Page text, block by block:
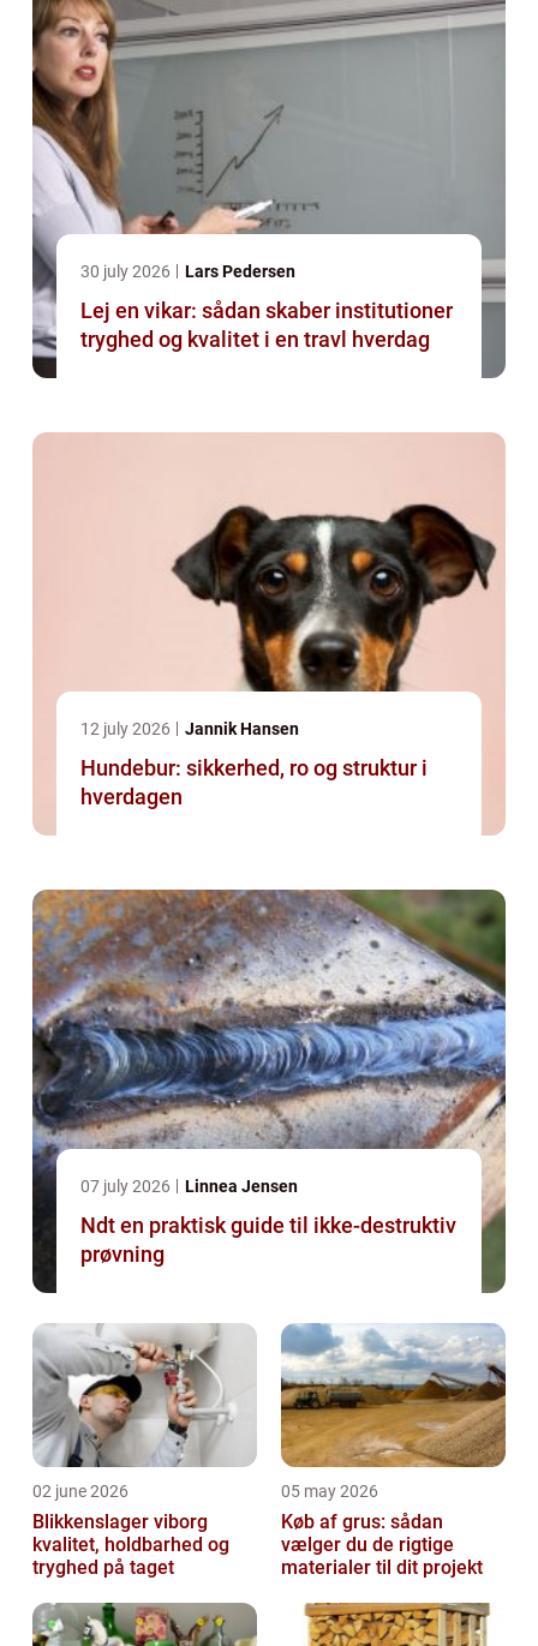
30 july 2026 Lars Pedersen
Lej en vikar: sådan skaber institutioner
tryghed og kvalitet i en travl hverdag
12 july 2026 Jannik Hansen
Hundebur: sikkerhed, ro og struktur i
hverdagen
07 july 2026 Linnea Jensen
Ndt en praktisk guide til ikke-destruktiv
prøvning
02 june 2026
Blikkenslager viborg
kvalitet, holdbarhed og
tryghed på taget
05 may 2026
Køb af grus: sådan
vælger du de rigtige
materialer til dit projekt